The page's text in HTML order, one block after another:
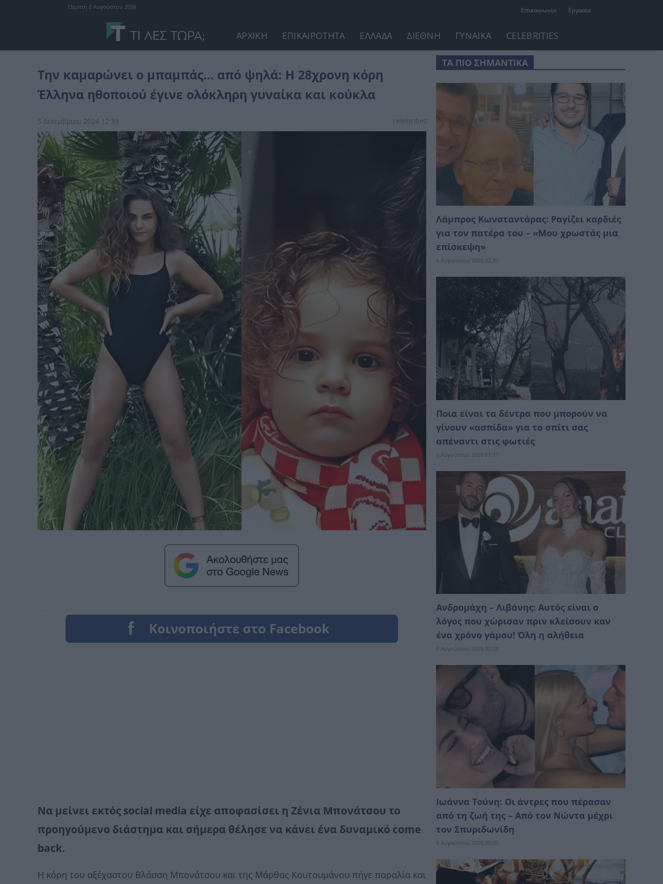
Επικοινωνία Εργασία
Πέμπτη 6 Αυγούστου 2026
ΑΡΧΙΚΗ ΕΠΙΚΑΙΡΟΤΗΤΑ ΕΛΛΑΔΑ ΔΙΕΘΝΗ ΓΥΝΑΙΚΑ CELEBRITIES
Την καμαρώνει ο μπαμπάς… από ψηλά: Η 28χρονη κόρη
Έλληνα ηθοποιού έγινε ολόκληρη γυναίκα και κούκλα
5 Δεκεμβρίου 2024 12:39 celebrities
Να μείνει εκτός social media είχε αποφασίσει η Ζένια Μπονάτσου το
προηγούμενο διάστημα και σήμερα θέλησε να κάνει ένα δυναμικό come
back.
Η κόρη του αξέχαστου Βλάσση Μπονάτσου και της Μάρθας Κουτουμάνου πήγε παραλία και
ΤΑ ΠΙΟ ΣΗΜΑΝΤΙΚΑ
Λάμπρος Κωνσταντάρας: Ραγίζει καρδιές
για τον πατέρα του – «Μου χρωστάς μια
επίσκεψη»
6 Αυγούστου 2026 02:39
Ποια είναι τα δέντρα που μπορούν να
γίνουν «ασπίδα» για το σπίτι σας
απέναντι στις φωτιές
6 Αυγούστου 2026 01:37
Ανδρομάχη – Λιβάνης: Αυτός είναι ο
λόγος που χώρισαν πριν κλείσουν καν
ένα χρόνο γάμου! Όλη η αλήθεια
6 Αυγούστου 2026 00:28
Ιωάννα Τούνη: Οι άντρες που πέρασαν
από τη ζωή της – Από τον Νώντα μέχρι
τον Σπυριδωνίδη
6 Αυγούστου 2026 00:35